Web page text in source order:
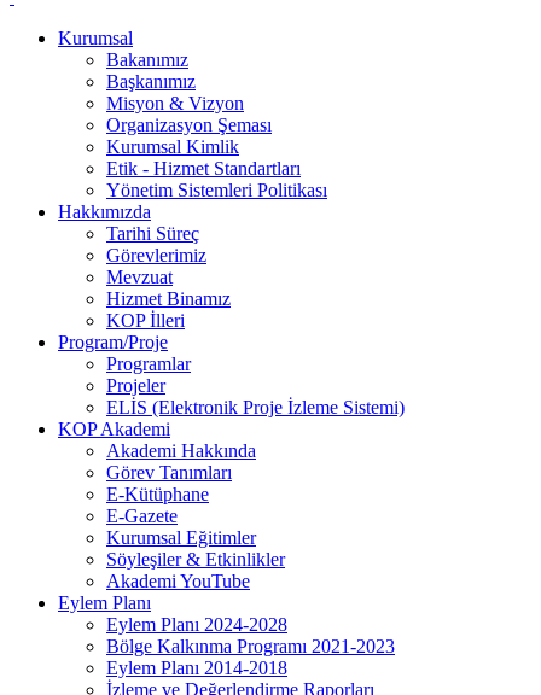
Kurumsal
Bakanımız
Başkanımız
Misyon & Vizyon
Organizasyon Şeması
Kurumsal Kimlik
Etik - Hizmet Standartları
Yönetim Sistemleri Politikası
Hakkımızda
Tarihi Süreç
Görevlerimiz
Mevzuat
Hizmet Binamız
KOP İlleri
Program/Proje
Programlar
Projeler
ELİS (Elektronik Proje İzleme Sistemi)
KOP Akademi
Akademi Hakkında
Görev Tanımları
E-Kütüphane
E-Gazete
Kurumsal Eğitimler
Söyleşiler & Etkinlikler
Akademi YouTube
Eylem Planı
Eylem Planı 2024-2028
Bölge Kalkınma Programı 2021-2023
Eylem Planı 2014-2018
İzleme ve Değerlendirme Raporları